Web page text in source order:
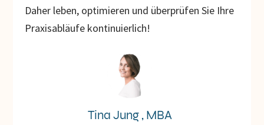
Daher leben, optimieren und überprüfen Sie Ihre
Praxisabläufe kontinuierlich!
Tina Jung , MBA